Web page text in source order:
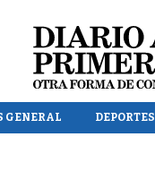
GENERAL DEPORTES